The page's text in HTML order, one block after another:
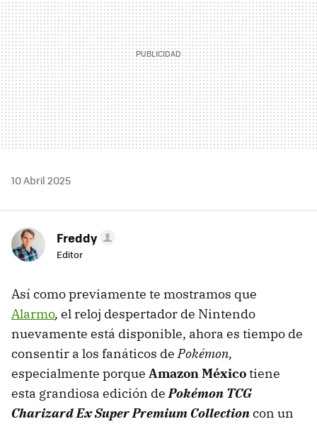
10 Abril 2025
Freddy
Editor
Así como previamente te mostramos que
Alarmo, el reloj despertador de Nintendo
nuevamente está disponible, ahora es tiempo de
consentir a los fanáticos dePokémon,
especialmente porque Amazon Méxicotiene
esta grandiosa edición dePokémon TCG
Charizard Ex Super Premium Collectioncon un